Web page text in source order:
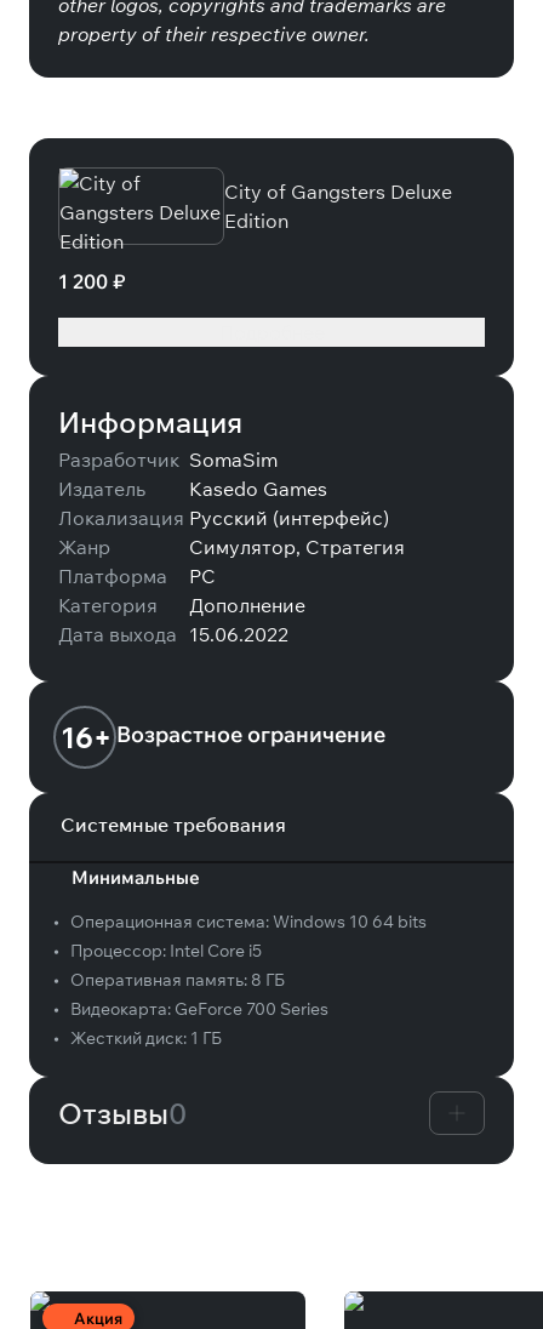
other logos, copyrights and trademarks are
property of their respective owner.
City of Gangsters Deluxe
Edition
1 200 ₽
Информация
Разработчик SomaSim
Издатель
Kasedo Games
Локализация Русский (интерфейс)
Жанр
Симулятор, Стратегия
Платформа
PC
Категория
Дополнение
Дата выхода 15.06.2022
16+ Возрастное ограничение
Системные требования
Минимальные
• Операционная система:Windows 10 64 bits
•
Процессор: Intel Core i5
•
Оперативная память: 8 ГБ
•
Видеокарта: GeForce 700 Series
•
Жесткий диск: 1 ГБ
Отзывы0
Акция